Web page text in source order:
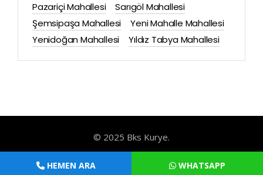
HEMEN ARA WHATSAPP
Pazariçi Mahallesi
Sarıgöl Mahallesi
Şemsipaşa Mahallesi
Yeni Mahalle Mahallesi
Yenidoğan Mahallesi
Yıldız Tabya Mahallesi
© 2025 Bks Kurye.